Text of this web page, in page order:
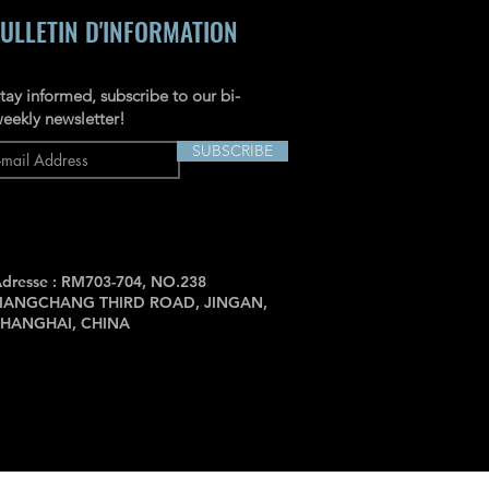
D'INFORMATION
informed, subscribe to our bi-
newsletter!
SUBSCRIBE
: RM703-704, NO.238
THIRD ROAD, JINGAN,
CHINA